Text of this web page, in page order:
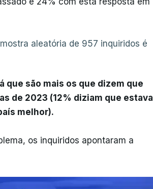
aleatória de 957 inquiridos é
que são mais os que dizem que
de 2023 (12% diziam que estava
melhor).
os inquiridos apontaram a